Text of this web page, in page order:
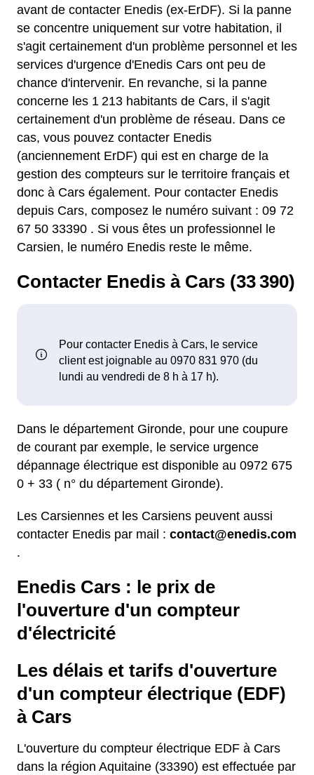
avant de contacter Enedis (ex-ErDF). Si la panne
se concentre uniquement sur votre habitation, il
s'agit certainement d'un problème personnel et les
services d'urgence d'Enedis Cars ont peu de
chance d'intervenir. En revanche, si la panne
concerne les 1 213 habitants de Cars, il s'agit
certainement d'un problème de réseau. Dans ce
cas, vous pouvez contacter Enedis
(anciennement ErDF) qui est en charge de la
gestion des compteurs sur le territoire français et
donc à Cars également. Pour contacter Enedis
depuis Cars, composez le numéro suivant : 09 72
67 50 33390 . Si vous êtes un professionnel le
Carsien, le numéro Enedis reste le même.
Contacter Enedis à Cars (33 390)
Dans le département Gironde, pour une coupure
de courant par exemple, le service urgence
dépannage électrique est disponible au 0972 675
0 + 33 ( n° du département Gironde).
Les Carsiennes et les Carsiens peuvent aussi
contacter Enedis par mail : contact@enedis.com
.
Enedis Cars : le prix de
l'ouverture d'un compteur
d'électricité
Les délais et tarifs d'ouverture
d'un compteur électrique (EDF)
à Cars
L'ouverture du compteur électrique EDF à Cars
dans la région Aquitaine (33390) est effectuée par